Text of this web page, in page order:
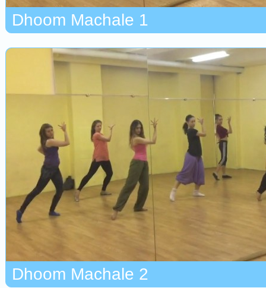
Dhoom Machale 1
Dhoom Machale 2